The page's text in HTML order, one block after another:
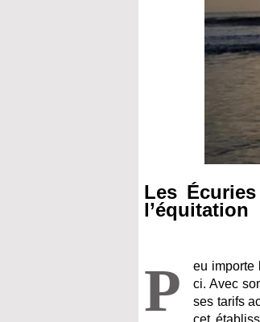
Les
l’équitation
P
eu importe
ci. Avec
ses tarifs
cet